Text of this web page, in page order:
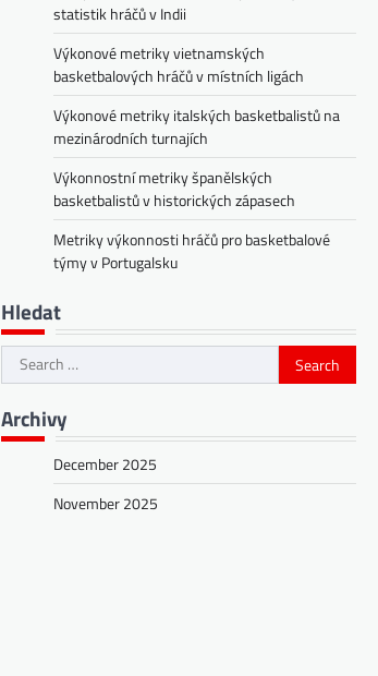
statistik hráčů v Indii
Výkonové metriky vietnamských
basketbalových hráčů v místních ligách
Výkonové metriky italských basketbalistů na
mezinárodních turnajích
Výkonnostní metriky španělských
basketbalistů v historických zápasech
Metriky výkonnosti hráčů pro basketbalové
týmy v Portugalsku
Hledat
Search
for:
Archivy
December 2025
November 2025